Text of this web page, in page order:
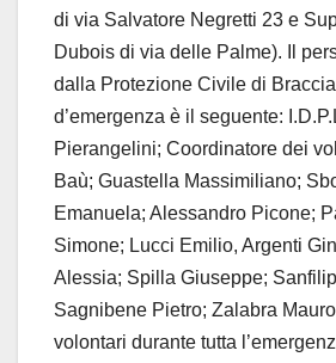
di via Salvatore Negretti 23 e
Dubois di via delle Palme). Il
dalla Protezione Civile di
d’emergenza è il seguente:
Pierangelini; Coordinatore dei
Baù; Guastella Massimiliano;
Emanuela; Alessandro Picone;
Simone; Lucci Emilio, Argenti
Alessia; Spilla Giuseppe;
Sagnibene Pietro; Zalabra
volontari durante tutta